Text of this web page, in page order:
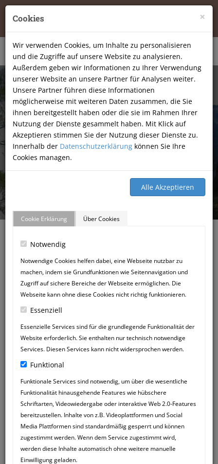
×
Cookies
Wir verwenden Cookies, um Inhalte zu personalisieren
und die Zugriffe auf unsere Website zu analysieren.
Außerdem geben wir Informationen zu Ihrer Verwendung
unserer Website an unsere Partner für Analysen weiter.
Unsere Partner führen diese Informationen
möglicherweise mit weiteren Daten zusammen, die Sie
ihnen bereitgestellt haben oder die sie im Rahmen Ihrer
Nutzung der Dienste gesammelt haben. Mit Klick auf
Akzeptieren stimmen Sie der Nutzung dieser Dienste zu.
Innerhalb der Datenschutzerklärung können Sie Ihre
Cookies managen.
Cookie Erklärung Über Cookies
Notwendig
Notwendige Cookies helfen dabei, eine Webseite nutzbar zu
machen, indem sie Grundfunktionen wie Seitennavigation und
Zugriff auf sichere Bereiche der Webseite ermöglichen. Die
Webseite kann ohne diese Cookies nicht richtig funktionieren.
Essenziell
Essenzielle Services sind für die grundlegende Funktionalität der
Website erforderlich. Sie enthalten nur technisch notwendige
Services. Diesen Services kann nicht widersprochen werden.
Funktional
Funktionale Services sind notwendig, um über die wesentliche
Funktionalität hinausgehende Features wie hübschere
Schriftarten, Videowiedergabe oder interaktive Web 2.0-Features
bereitzustellen. Inhalte von z.B. Videoplattformen und Social
Media Plattformen sind standardmäßig gesperrt und können
zugestimmt werden. Wenn dem Service zugestimmt wird,
werden diese Inhalte automatisch ohne weitere manuelle
Einwilligung geladen.
|
07134-9177806
NEUER
GÄSTEBUCHEINTRAG
Zurück zum Gästebuch